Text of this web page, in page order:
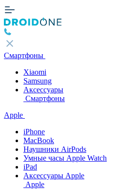
Смартфоны
Xiaomi
Samsung
Аксессуары
Смартфоны
Apple
iPhone
MacBook
Наушники AirPods
Умные часы Apple Watch
iPad
Аксессуары Apple
Apple